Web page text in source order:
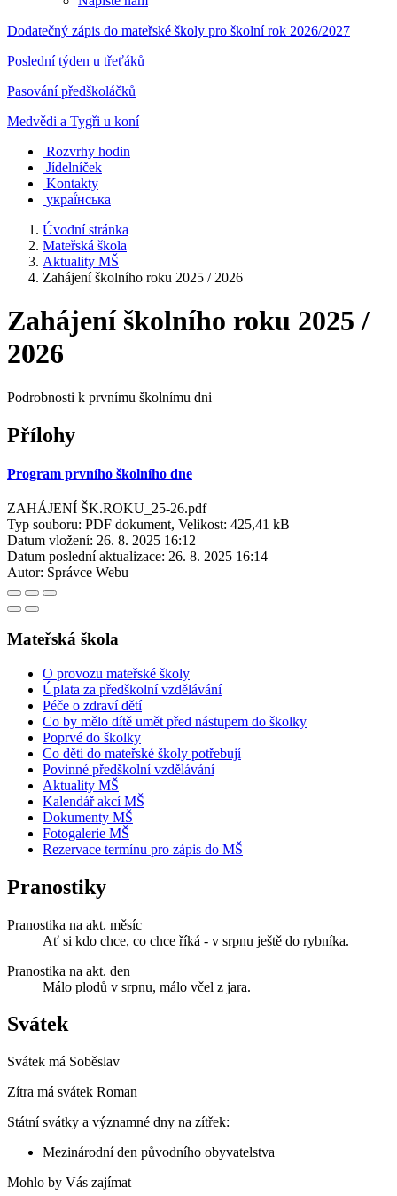
Dodatečný zápis do mateřské školy pro školní rok 2026/2027
Poslední týden u třeťáků
Pasování předškoláčků
Medvědi a Tygři u koní
Rozvrhy hodin
Jídelníček
Kontakty
украї́нська
Úvodní stránka
Mateřská škola
Aktuality MŠ
Zahájení školního roku 2025 / 2026
Zahájení školního roku 2025 /
2026
Podrobnosti k prvnímu školnímu dni
Přílohy
Program prvního školního dne
ZAHÁJENÍ ŠK.ROKU_25-26.pdf
Typ souboru: PDF dokument, Velikost: 425,41 kB
Datum vložení: 26. 8. 2025 16:12
Datum poslední aktualizace: 26. 8. 2025 16:14
Autor: Správce Webu
Mateřská škola
O provozu mateřské školy
Úplata za předškolní vzdělávání
Péče o zdraví dětí
Co by mělo dítě umět před nástupem do školky
Poprvé do školky
Co děti do mateřské školy potřebují
Povinné předškolní vzdělávání
Aktuality MŠ
Kalendář akcí MŠ
Dokumenty MŠ
Fotogalerie MŠ
Rezervace termínu pro zápis do MŠ
Pranostiky
Pranostika na akt. měsíc
Ať si kdo chce, co chce říká - v srpnu ještě do rybníka.
Pranostika na akt. den
Málo plodů v srpnu, málo včel z jara.
Svátek
Svátek má Soběslav
Zítra má svátek Roman
Státní svátky a významné dny na zítřek:
Mezinárodní den původního obyvatelstva
Mohlo by Vás zajímat